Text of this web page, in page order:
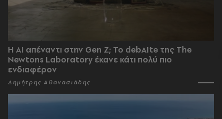
Η AI απέναντι στην Gen Z; Το debAIte της The
Newtons Laboratory έκανε κάτι πολύ πιο
ενδιαφέρον
Δημήτρης Αθανασιάδης